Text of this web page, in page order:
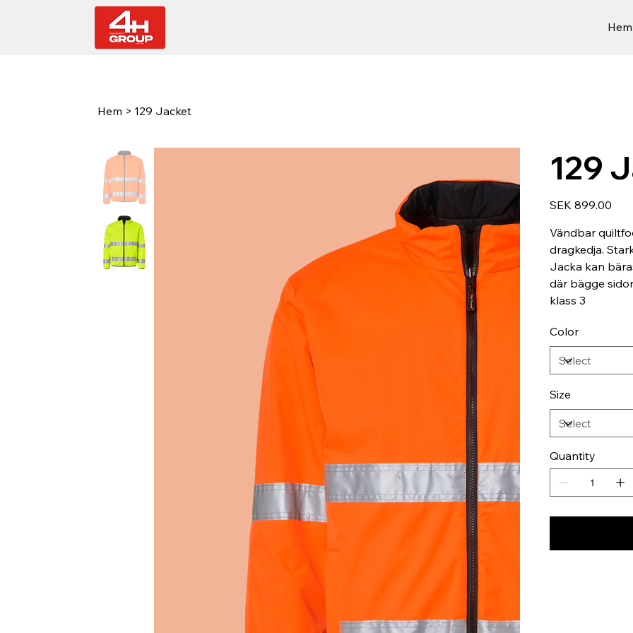
Hem
Hem > 129 Jacket
129
Price
SEK 899.00
Vändbar
dragkedja.
Jacka kan
där bägge
klass 3
Color
Size
Quantity